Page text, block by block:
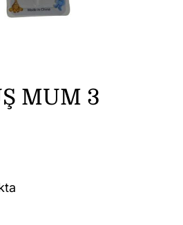
MUM 3